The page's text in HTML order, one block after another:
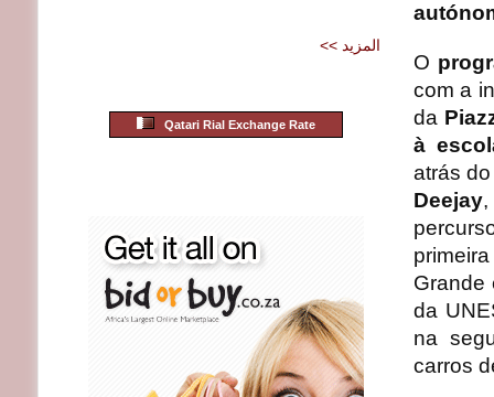
O
com a
da
à
atrás
Deejay,
Grande
da
na
carros
<< المزيد
Qatari Rial Exchange Rate